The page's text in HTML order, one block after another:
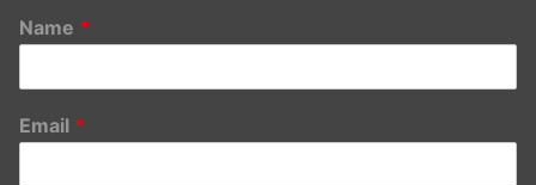
Name *
Email *